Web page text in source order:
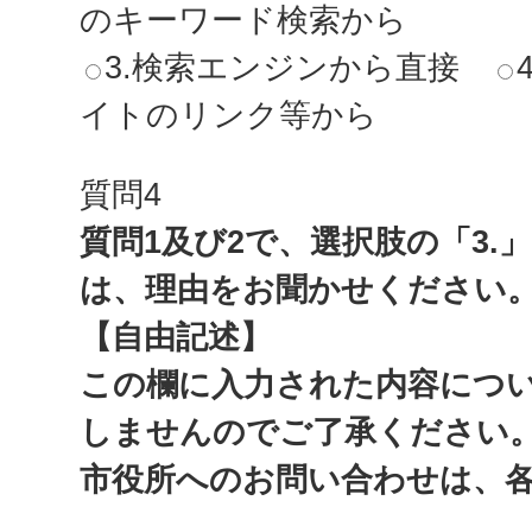
のキーワード検索から
3.検索エンジンから直接
イトのリンク等から
質問4
質問1及び2で、選択肢の「3.
は、理由をお聞かせください
【自由記述】
この欄に入力された内容につ
しませんのでご了承ください
市役所へのお問い合わせは、